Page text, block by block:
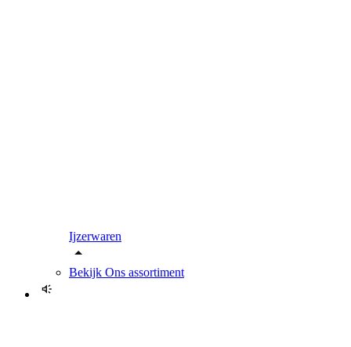
Ijzerwaren
Bekijk Ons assortiment